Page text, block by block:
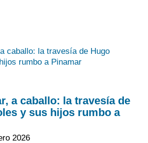
a caballo: la travesía de
y sus hijos rumbo a
2026